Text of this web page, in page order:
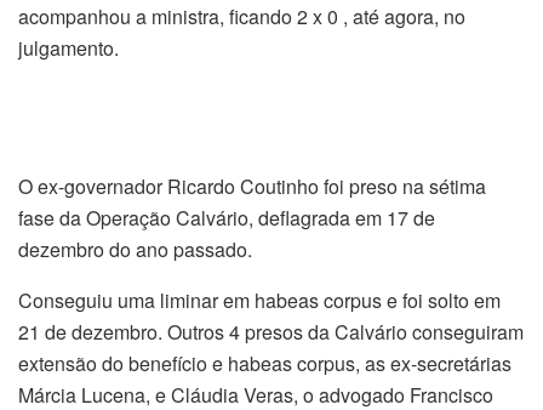
acompanhou a ministra, ficando 2 x 0 , até agora, no
julgamento.
O ex-governador Ricardo Coutinho foi preso na sétima
fase da Operação Calvário, deflagrada em 17 de
dezembro do ano passado.
Conseguiu uma liminar em habeas corpus e foi solto em
21 de dezembro. Outros 4 presos da Calvário conseguiram
extensão do benefício e habeas corpus, as ex-secretárias
Márcia Lucena, e Cláudia Veras, o advogado Francisco